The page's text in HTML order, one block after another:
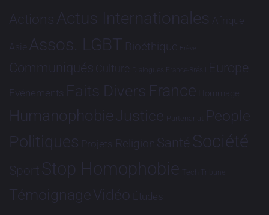
Actions Actus Internationales Afrique
Asie Assos. LGBT Bioéthique Brève
Communiqués Culture Dialogues France-Brésil Europe
Evénements Faits Divers France Hommage
HumanophobieJustice Partenariat People
Politiques Projets Religion Santé Société
Sport Stop Homophobie Tech Tribune
TémoignageVidéo Études